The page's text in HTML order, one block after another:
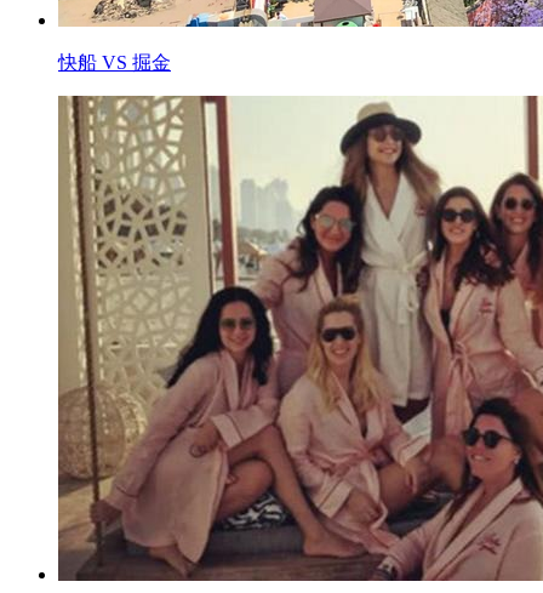
快船 VS 掘金